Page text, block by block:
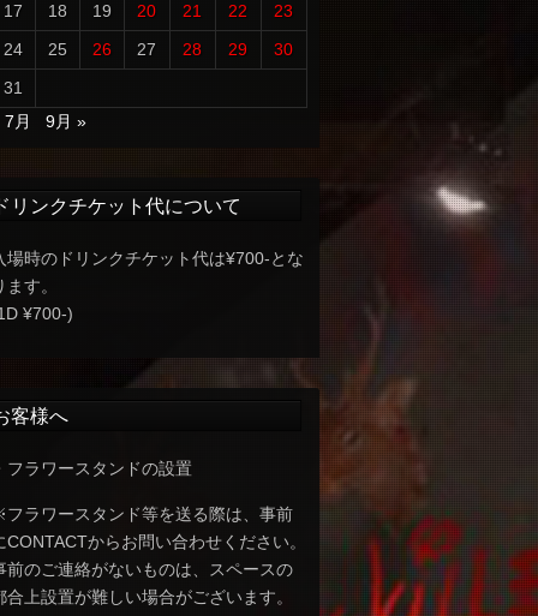
17
18 19 20 21 22
23
24
25 26 27 28 29
30
31
7月
9月 »
リンクチケット代について
場時のドリンクチケット代は¥700-とな
ます。
¥700-)
客様へ
フラワースタンドの設置
ラワースタンド等を送る際は、事前
CONTACTからお問い合わせください。
前のご連絡がないものは、スペースの
合上設置が難しい場合がございます。